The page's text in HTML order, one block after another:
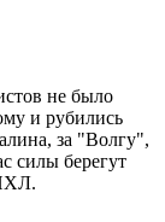
не было
и рубились
за "Волгу",
силы берегут